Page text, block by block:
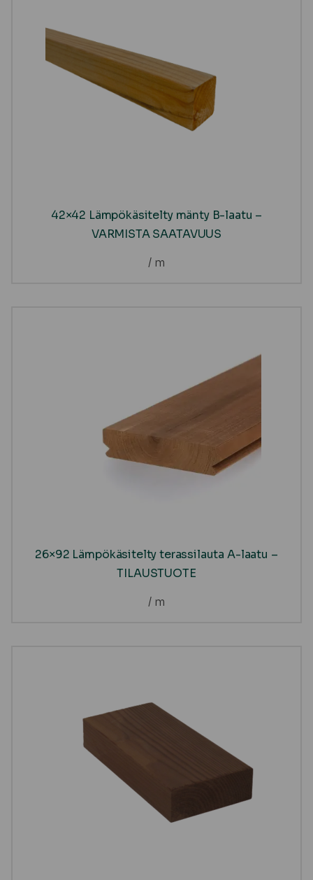
42×42 Lämpökäsitelty mänty B-laatu –
VARMISTA SAATAVUUS
/ m
26×92 Lämpökäsitelty terassilauta A-laatu –
TILAUSTUOTE
/ m